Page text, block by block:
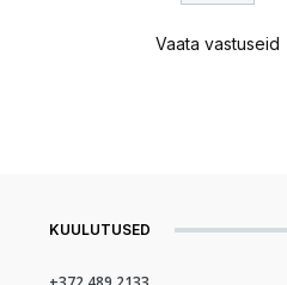
Vaata vastuseid
KUULUTUSED